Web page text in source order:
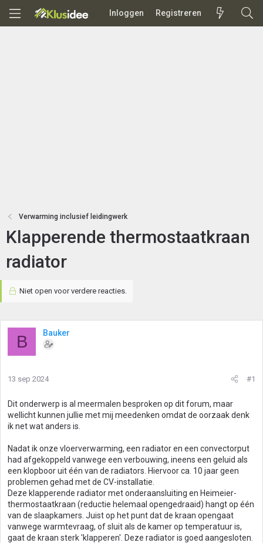
Inloggen Registreren
Verwarming inclusief leidingwerk
Klapperende thermostaatkraan
radiator
Niet open voor verdere reacties.
B Bauker
13 sep 2024 #1
Dit onderwerp is al meermalen besproken op dit forum, maar
wellicht kunnen jullie met mij meedenken omdat de oorzaak denk
ik net wat anders is.
Nadat ik onze vloerverwarming, een radiator en een convectorput
had afgekoppeld vanwege een verbouwing, ineens een geluid als
een klopboor uit één van de radiators. Hiervoor ca. 10 jaar geen
problemen gehad met de CV-installatie.
Deze klapperende radiator met onderaansluiting en Heimeier-
thermostaatkraan (reductie helemaal opengedraaid) hangt op één
van de slaapkamers. Juist op het punt dat de kraan opengaat
vanwege warmtevraag, of sluit als de kamer op temperatuur is,
gaat de kraan sterk 'klapperen'. Deze radiator is goed aangesloten.